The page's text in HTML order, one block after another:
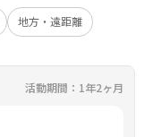
地方・遠距離
活動期間：1年2ヶ月